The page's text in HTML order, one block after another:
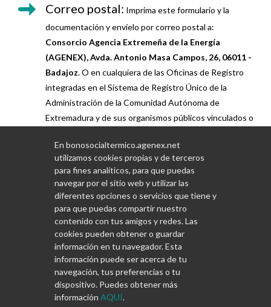
Correo postal: Imprima este formulario y la
documentación y envíelo por correo postal a:
Consorcio Agencia Extremeña de la Energía
(AGENEX), Avda. Antonio Masa Campos, 26, 06011 -
Badajoz. O en cualquiera de las Oficinas de Registro
integradas en el Sistema de Registro Único de la
Administración de la Comunidad Autónoma de
Extremadura y de sus organismos públicos vinculados o
en el artículo 16.4 de la Ley 39/2015, de 1 de octubre,
del Procedimiento Administrativo Común de las
Administraciones Públicas.
En bonosocialtermico.agenex.net
utilizamos cookies propias y de terceros
para fines analíticos, para que puedas
navegar por el sitio web y utilizar las
diferentes opciones o servicios que tiene y
para que puedas compartir nuestro
contenido con tus amigos y redes. Las
cookies pueden obtener o guardar
información en tu navegador. Esta
información puede ser acerca de tu
navegación, tus preferencias o tu
dispositivo. Puedes obtener más
información AQUÍ.